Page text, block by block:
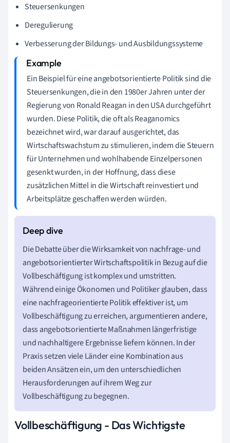
Steuersenkungen
Deregulierung
Verbesserung der Bildungs- und Ausbildungssysteme
Ein Beispiel für eine angebotsorientierte Politik sind die
Steuersenkungen, die in den 1980er Jahren unter der
Regierung von Ronald Reagan in den USA durchgeführt
wurden. Diese Politik, die oft als Reaganomics
bezeichnet wird, war darauf ausgerichtet, das
Wirtschaftswachstum zu stimulieren, indem die Steuern
für Unternehmen und wohlhabende Einzelpersonen
gesenkt wurden, in der Hoffnung, dass diese
zusätzlichen Mittel in die Wirtschaft reinvestiert und
Arbeitsplätze geschaffen werden würden.
Die Debatte über die Wirksamkeit von nachfrage- und
angebotsorientierter Wirtschaftspolitik in Bezug auf die
Vollbeschäftigung ist komplex und umstritten.
Während einige Ökonomen und Politiker glauben, dass
eine nachfrageorientierte Politik effektiver ist, um
Vollbeschäftigung zu erreichen, argumentieren andere,
dass angebotsorientierte Maßnahmen längerfristige
und nachhaltigere Ergebnisse liefern können. In der
Praxis setzen viele Länder eine Kombination aus
beiden Ansätzen ein, um den unterschiedlichen
Herausforderungen auf ihrem Weg zur
Vollbeschäftigung zu begegnen.
Vollbeschäftigung - Das Wichtigste